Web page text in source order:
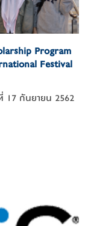
Program
Festival
17 กันยายน 2562